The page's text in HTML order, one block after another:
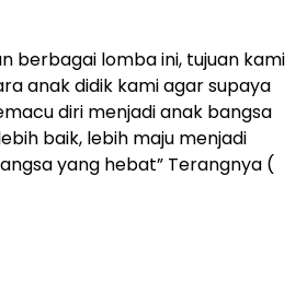
berbagai lomba ini, tujuan kami
anak didik kami agar supaya
diri menjadi anak bangsa
baik, lebih maju menjadi
yang hebat” Terangnya (